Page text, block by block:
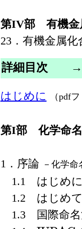
第IV部 有機金
23．有機金属化
詳細目次 →
はじめに （pdf
第I部 化学命
1．序論 －化学
1.1 はじめ
1.2 はじめて
1.3 国際命名